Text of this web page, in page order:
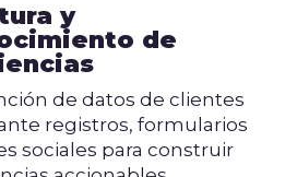
y
de
de datos de clientes
registros, formularios
sociales para construir